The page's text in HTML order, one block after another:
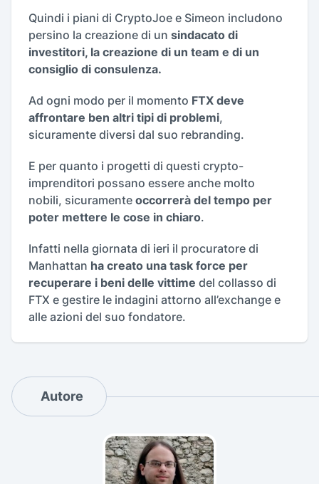
Quindi i piani di CryptoJoe e Simeon includono
persino la creazione di un sindacato di
investitori, la creazione di un team e di un
consiglio di consulenza.
Ad ogni modo per il momento FTX deve
affrontare ben altri tipi di problemi,
sicuramente diversi dal suo rebranding.
E per quanto i progetti di questi crypto-
imprenditori possano essere anche molto
nobili, sicuramente occorrerà del tempo per
poter mettere le cose in chiaro.
Infatti nella giornata di ieri il procuratore di
Manhattan ha creato una task force per
recuperare i beni delle vittime del collasso di
FTX e gestire le indagini attorno all’exchange e
alle azioni del suo fondatore.
Autore